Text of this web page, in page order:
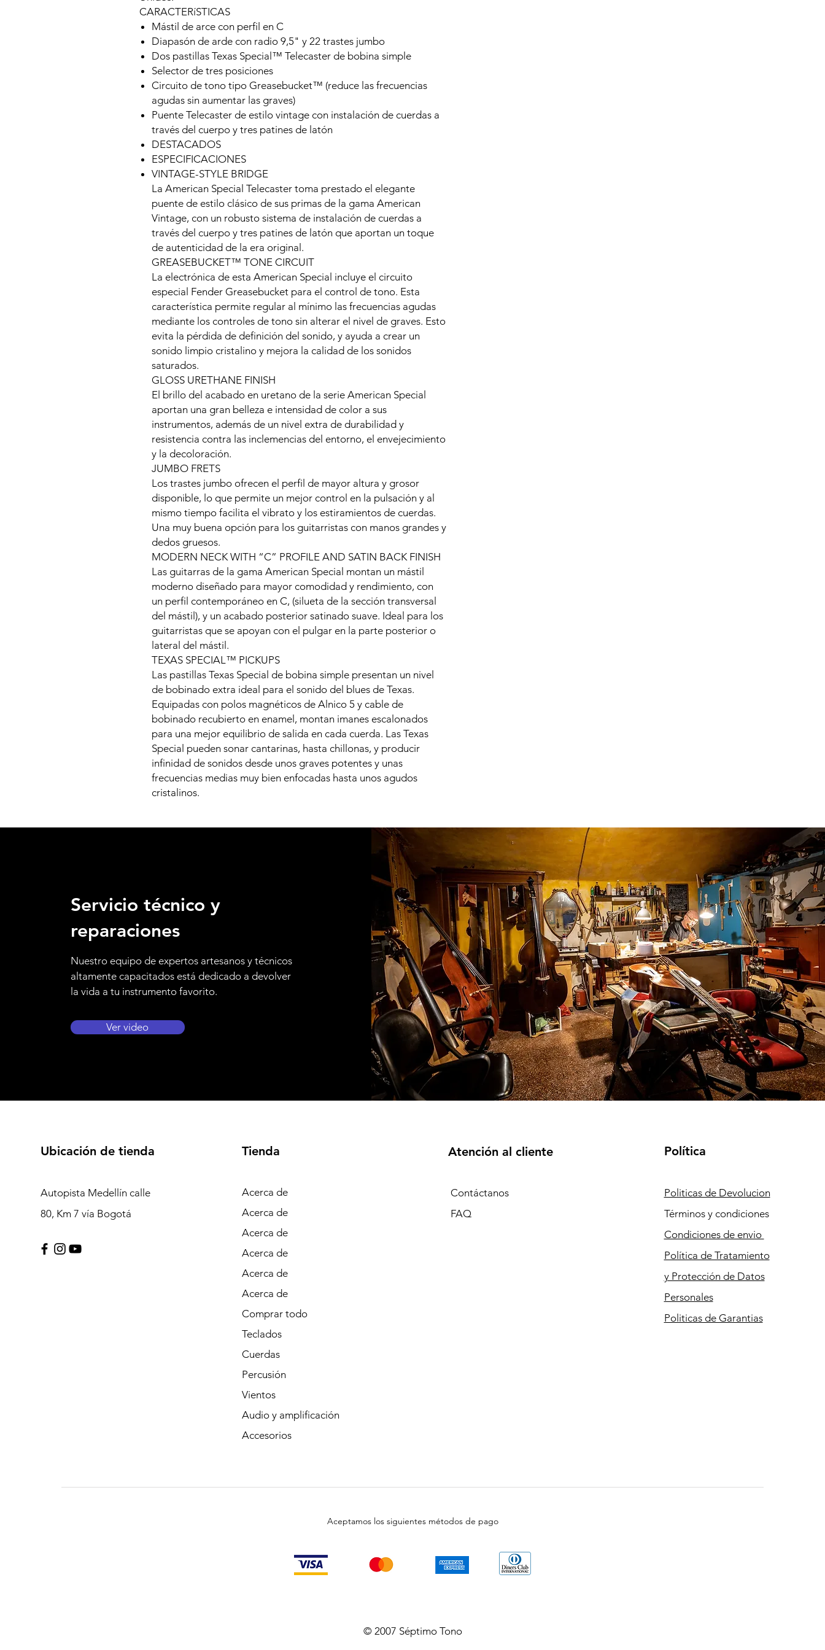
CARACTERíSTICAS
Mástil de arce con perfil en C
Diapasón de arde con radio 9,5" y 22 trastes jumbo
Dos pastillas Texas Special™ Telecaster de bobina simple
Selector de tres posiciones
Circuito de tono tipo Greasebucket™ (reduce las frecuencias
agudas sin aumentar las graves)
Puente Telecaster de estilo vintage con instalación de cuerdas a
través del cuerpo y tres patines de latón
DESTACADOS
ESPECIFICACIONES
VINTAGE-STYLE BRIDGE
La American Special Telecaster toma prestado el elegante
puente de estilo clásico de sus primas de la gama American
Vintage, con un robusto sistema de instalación de cuerdas a
través del cuerpo y tres patines de latón que aportan un toque
de autenticidad de la era original.
GREASEBUCKET™ TONE CIRCUIT
La electrónica de esta American Special incluye el circuito
especial Fender Greasebucket para el control de tono. Esta
característica permite regular al mínimo las frecuencias agudas
mediante los controles de tono sin alterar el nivel de graves. Esto
evita la pérdida de definición del sonido, y ayuda a crear un
sonido limpio cristalino y mejora la calidad de los sonidos
saturados.
GLOSS URETHANE FINISH
El brillo del acabado en uretano de la serie American Special
aportan una gran belleza e intensidad de color a sus
instrumentos, además de un nivel extra de durabilidad y
resistencia contra las inclemencias del entorno, el envejecimiento
y la decoloración.
JUMBO FRETS
Los trastes jumbo ofrecen el perfil de mayor altura y grosor
disponible, lo que permite un mejor control en la pulsación y al
mismo tiempo facilita el vibrato y los estiramientos de cuerdas.
Una muy buena opción para los guitarristas con manos grandes y
dedos gruesos.
MODERN NECK WITH “C” PROFILE AND SATIN BACK FINISH
Las guitarras de la gama American Special montan un mástil
moderno diseñado para mayor comodidad y rendimiento, con
un perfil contemporáneo en C, (silueta de la sección transversal
del mástil), y un acabado posterior satinado suave. Ideal para los
guitarristas que se apoyan con el pulgar en la parte posterior o
lateral del mástil.
TEXAS SPECIAL™ PICKUPS
Las pastillas Texas Special de bobina simple presentan un nivel
de bobinado extra ideal para el sonido del blues de Texas.
Equipadas con polos magnéticos de Alnico 5 y cable de
bobinado recubierto en enamel, montan imanes escalonados
para una mejor equilibrio de salida en cada cuerda. Las Texas
Special pueden sonar cantarinas, hasta chillonas, y producir
infinidad de sonidos desde unos graves potentes y unas
frecuencias medias muy bien enfocadas hasta unos agudos
cristalinos.
Servicio técnico y
reparaciones
Nuestro equipo de expertos artesanos y técnicos
altamente capacitados está dedicado a devolver
la vida a tu instrumento favorito.
Ver video
Ubicación de tienda
Autopista Medellín calle
80, Km 7 vía Bogotá
Tienda
Acerca de
Acerca de
Acerca de
Acerca de
Acerca de
Acerca de
Comprar todo
Teclados
Cuerdas
Percusión
Vientos
Audio y amplificación
Accesorios
Atención al cliente
Contáctanos
FAQ
Política
Politicas de Devolucion
Términos y condiciones
Condicionesde envio
Política de Tratamiento
y Protección de Datos
Personales
Politicas de Garantias
Aceptamos los siguientes métodos de pago
© 2007 Séptimo Tono